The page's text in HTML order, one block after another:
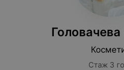
Стаж 3